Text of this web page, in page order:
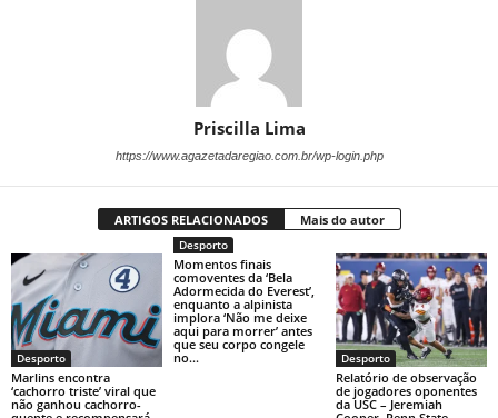
Priscilla Lima
https://www.agazetadaregiao.com.br/wp-login.php
ARTIGOS RELACIONADOS Mais do autor
Desporto
Marlins encontra
‘cachorro triste’ viral que
não ganhou cachorro-
Desporto
Momentos finais
comoventes da ‘Bela
Adormecida do Everest’,
enquanto a alpinista
implora ‘Não me deixe
aqui para morrer’ antes
que seu corpo congele
no...
Desporto
Relatório de observação
de jogadores oponentes
da USC – Jeremiah